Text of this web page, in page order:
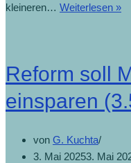
kleineren… Weiterlesen »
Reform soll
einsparen
von G. Kuchta
3. Mai 20253. Mai